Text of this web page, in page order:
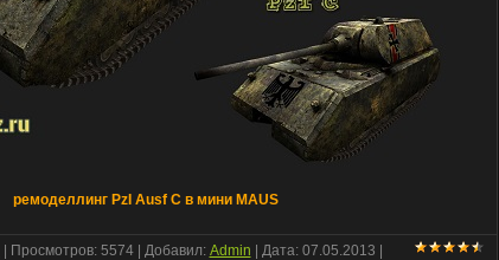
ремоделлинг PzI Ausf C в мини MAUS
| Просмотров: 5574 | Добавил: Admin | Дата: 07.05.2013